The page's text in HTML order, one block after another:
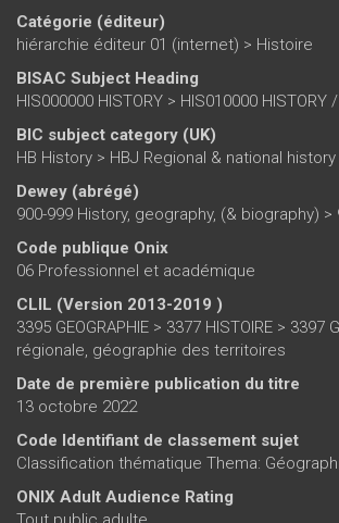
Catégorie (éditeur)
hiérarchie éditeur 01 (internet) > Histoire
BISAC Subject Heading
HIS000000 HISTORY > HIS010000 HISTORY
BIC subject category (UK)
HB History > HBJ Regional & national history
Dewey (abrégé)
900-999 History, geography, (& biography) >
Code publique Onix
06 Professionnel et académique
CLIL (Version 2013-2019 )
3395 GEOGRAPHIE > 3377 HISTOIRE > 3397
régionale, géographie des territoires
Date de première publication du titre
13 octobre 2022
Code Identifiant de classement sujet
Classification thématique Thema:
ONIX Adult Audience Rating